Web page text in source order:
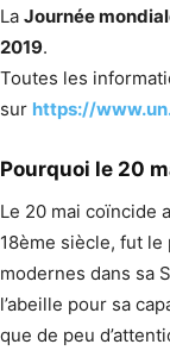
La Journée
2019.
Toutes les
sur https://
Pourquoi le 20
Le 20 mai coïncide
18ème siècle, fut
modernes dans sa
l’abeille pour sa
que de peu